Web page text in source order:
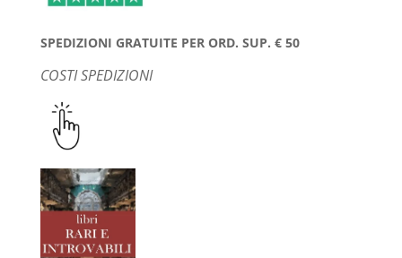
SPEDIZIONI GRATUITE PER ORD. SUP. € 50
COSTI SPEDIZIONI